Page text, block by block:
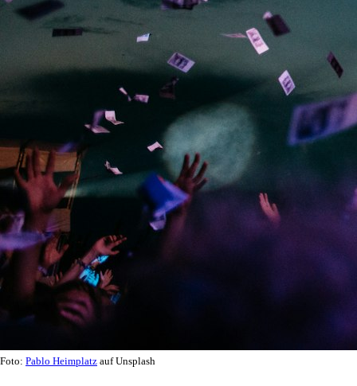
Foto: Pablo Heimplatz auf Unsplash